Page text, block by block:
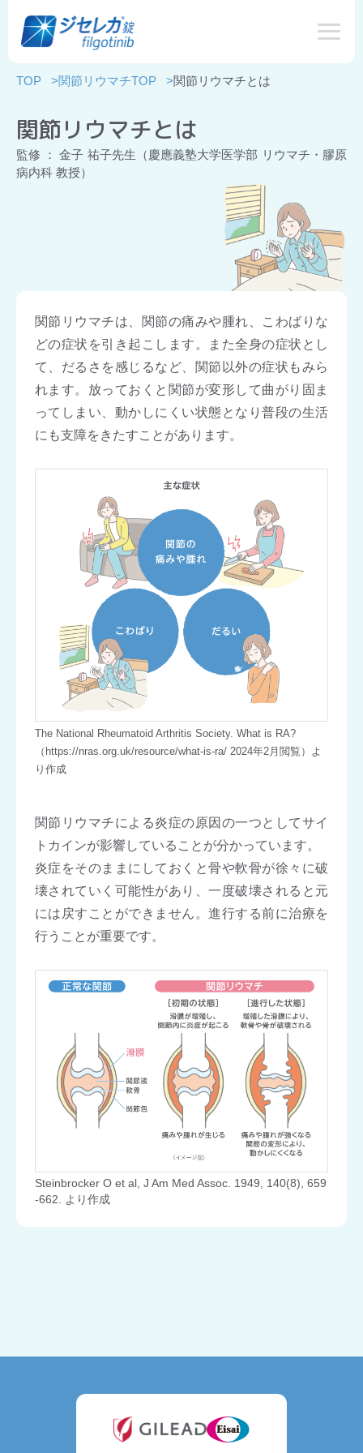
TOP >関節リウマチTOP >関節リウマチとは
関節リウマチとは
監修 ： 金子 祐子先生（慶應義塾大学医学部 リウマチ・膠原
病内科 教授）
関節リウマチは、関節の痛みや腫れ、こわばりな
どの症状を引き起こします。また全身の症状とし
て、だるさを感じるなど、関節以外の症状もみら
れます。放っておくと関節が変形して曲がり固ま
ってしまい、動かしにくい状態となり普段の生活
にも支障をきたすことがあります。
The National Rheumatoid Arthritis Society. What is RA?
（https://nras.org.uk/resource/what-is-ra/ 2024年2月閲覧）よ
り作成
関節リウマチによる炎症の原因の一つとしてサイ
トカインが影響していることが分かっています。
炎症をそのままにしておくと骨や軟骨が徐々に破
壊されていく可能性があり、一度破壊されると元
には戻すことができません。進行する前に治療を
行うことが重要です。
Steinbrocker O et al, J Am Med Assoc. 1949, 140(8), 659
-662. より作成